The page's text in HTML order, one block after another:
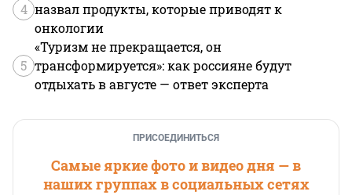
4 назвал продукты, которые приводят к
онкологии
5
«Туризм не прекращается, он
трансформируется»: как россияне будут
отдыхать в августе — ответ эксперта
ПРИСОЕДИНИТЬСЯ
Самые яркие фото и видео дня — в
наших группах в социальных сетях